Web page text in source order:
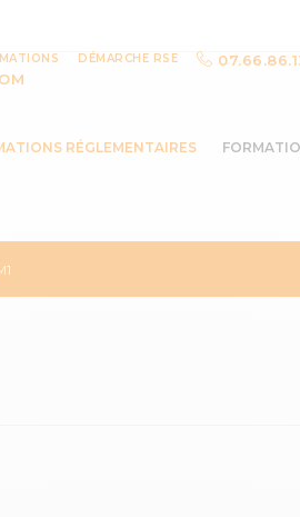
DÉMARCHE RSE
RÉGLEMENTAIRES